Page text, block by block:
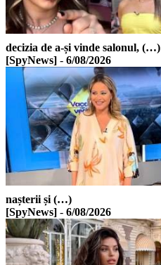
decizia de a-și vinde salonul, (…)
[SpyNews] - 6/08/2026
nașterii și (…)
[SpyNews] - 6/08/2026